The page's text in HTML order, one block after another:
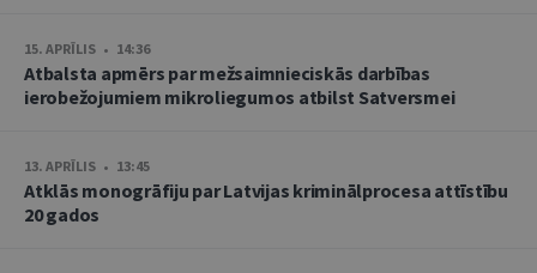
15. APRĪLIS • 14:36
Atbalsta apmērs par mežsaimnieciskās darbības
ierobežojumiem mikroliegumos atbilst Satversmei
13. APRĪLIS • 13:45
Atklās monogrāfiju par Latvijas kriminālprocesa attīstību
20 gados